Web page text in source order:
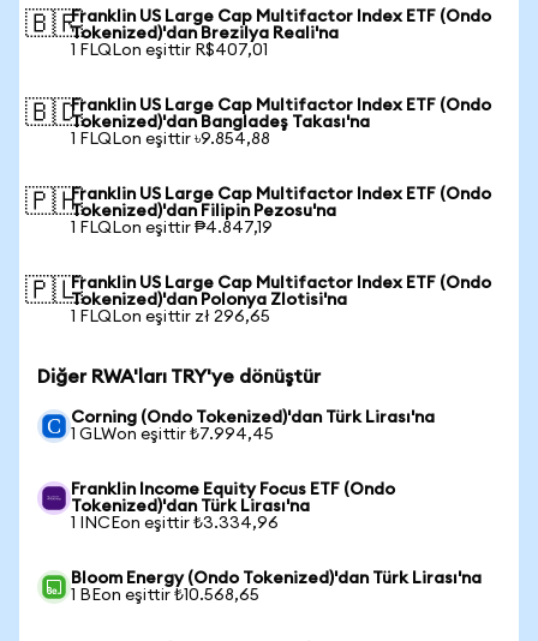
🇧🇷Franklin US Large Cap Multifactor Index ETF (Ondo
Tokenized)'dan Brezilya Reali'na
1 FLQLon eşittir R$407,01
🇧🇩Franklin US Large Cap Multifactor Index ETF (Ondo
Tokenized)'dan Bangladeş Takası'na
1 FLQLon eşittir ৳9.854,88
🇵🇭Franklin US Large Cap Multifactor Index ETF (Ondo
Tokenized)'dan Filipin Pezosu'na
1 FLQLon eşittir ₱4.847,19
🇵🇱Franklin US Large Cap Multifactor Index ETF (Ondo
Tokenized)'dan Polonya Zlotisi'na
1 FLQLon eşittir zł 296,65
Diğer RWA'ları TRY'ye dönüştür
Corning (Ondo Tokenized)'dan Türk Lirası'na
1 GLWon eşittir ₺7.994,45
Franklin Income Equity Focus ETF (Ondo
Tokenized)'dan Türk Lirası'na
1 INCEon eşittir ₺3.334,96
Bloom Energy (Ondo Tokenized)'dan Türk Lirası'na
1 BEon eşittir ₺10.568,65